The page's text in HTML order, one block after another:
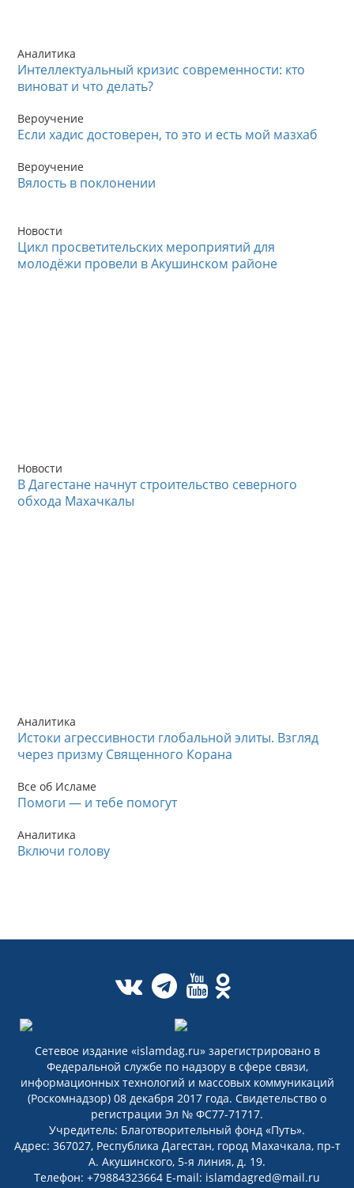
Аналитика
Интеллектуальный кризис современности: кто
виноват и что делать?
Вероучение
Если хадис достоверен, то это и есть мой мазхаб
Вероучение
Вялость в поклонении
Новости
Цикл просветительских мероприятий для
молодёжи провели в Акушинском районе
Новости
В Дагестане начнут строительство северного
обхода Махачкалы
Аналитика
Истоки агрессивности глобальной элиты. Взгляд
через призму Священного Корана
Все об Исламе
Помоги — и тебе помогут
Аналитика
Включи голову
Сетевое издание «islamdag.ru» зарегистрировано в
Федеральной службе по надзору в сфере связи,
информационных технологий и массовых коммуникаций
(Роскомнадзор) 08 декабря 2017 года. Свидетельство о
регистрации Эл № ФС77-71717.
Учредитель: Благотворительный фонд «Путь».
Адрес: 367027, Республика Дагестан, город Махачкала, пр-т
А. Акушинского, 5-я линия, д. 19.
Телефон: +79884323664 E-mail: islamdagred@mail.ru